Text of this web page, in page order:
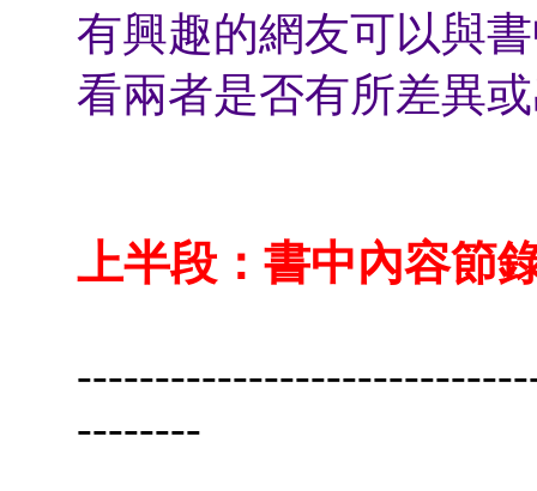
有興趣的網友可以與
看兩者是否有所差異
上半段：書中內容節
--------